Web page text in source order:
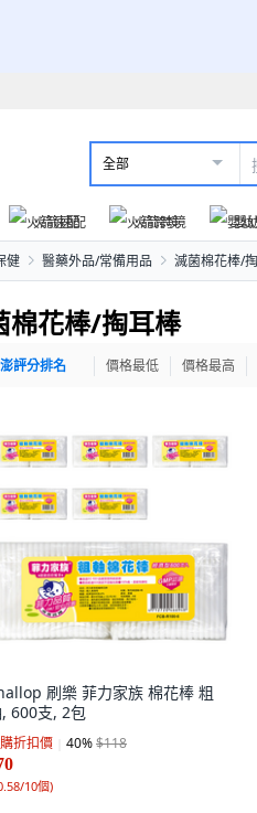
全部
火箭速配 火箭跨境 嬰
健 醫藥外品/常備用品 滅菌棉花棒/
棉花棒/掏耳棒
評分排名 價格最低 價格最高
刷樂 菲力家族 棉花棒 粗
600支, 2包
折扣價 40%$118
10個)